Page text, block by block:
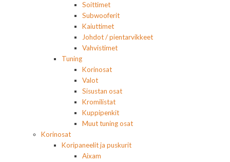
Soittimet
Subwooferit
Kaiuttimet
Johdot / pientarvikkeet
Vahvistimet
Tuning
Korinosat
Valot
Sisustan osat
Kromilistat
Kuppipenkit
Muut tuning osat
Korinosat
Koripaneelit ja puskurit
Aixam